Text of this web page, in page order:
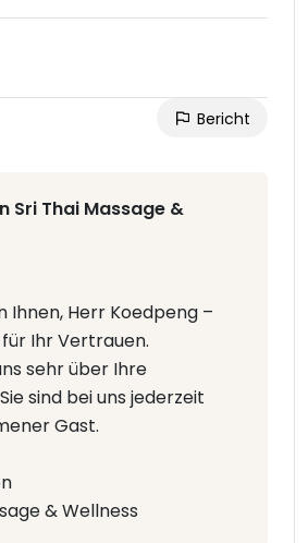
Bericht
Sri Thai Massage &
Ihnen, Herr Koedpeng –
Ihr Vertrauen.
sehr über Ihre
sind bei uns jederzeit
Gast.
& Wellness